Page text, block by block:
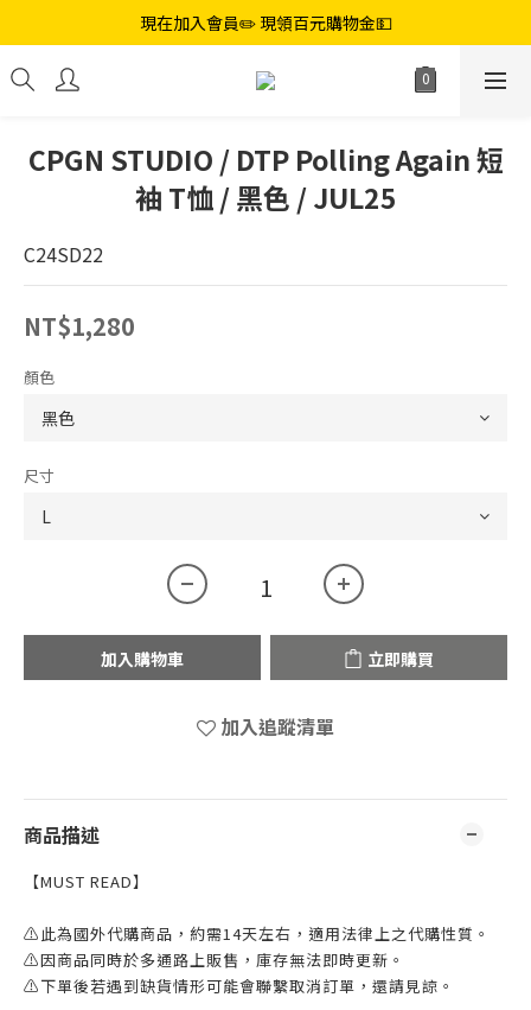
現在加入會員✏️ 現領百元購物金💵
CPGN STUDIO / DTP Polling Again 短
袖 T恤 / 黑色 / JUL25
C24SD22
NT$1,280
顏色
尺寸
加入購物車 立即購買
加入追蹤清單
商品描述
【MUST READ】
⚠此為國外代購商品，約需14天左右，適用法律上之代購性質。
⚠因商品同時於多通路上販售，庫存無法即時更新。
⚠下單後若遇到缺貨情形可能會聯繫取消訂單，還請見諒。